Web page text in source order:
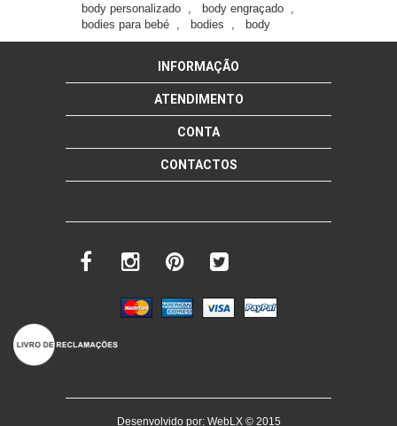
body personalizado , body engraçado ,
bodies para bebé , bodies , body
INFORMAÇÃO
ATENDIMENTO
CONTA
CONTACTOS
Desenvolvido por: WebLX© 2015